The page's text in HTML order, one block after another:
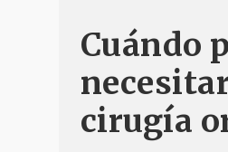
Cuándo
cirugía